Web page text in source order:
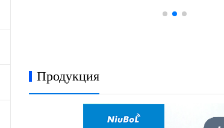
Продукция